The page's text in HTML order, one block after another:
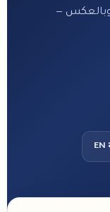
وبالعكس —
EN